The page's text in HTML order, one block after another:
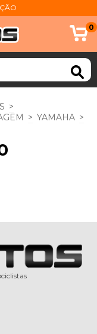
0
>
> YAMAHA >